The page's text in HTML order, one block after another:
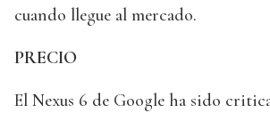
cuando llegue al mercado.
PRECIO
El Nexus 6 de Google ha sido